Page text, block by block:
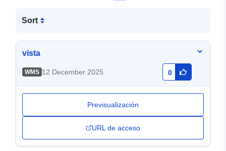
Sort
vista
WMS 12 December 2025 0
Previsualización
URL de acceso